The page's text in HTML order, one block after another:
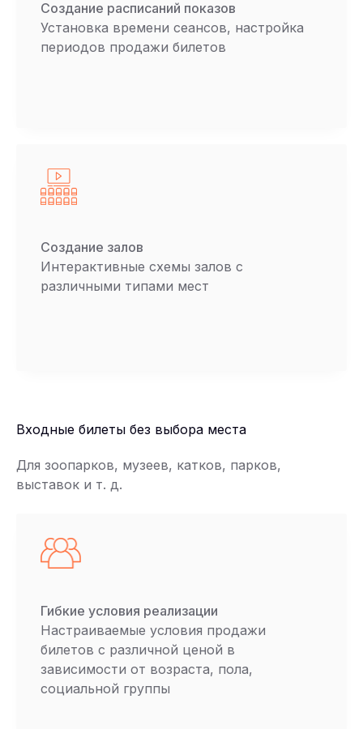
Создание расписаний показов
Установка времени сеансов, настройка
периодов продажи билетов
Создание залов
Интерактивные схемы залов с
различными типами мест
Входные билеты без выбора места
Для зоопарков, музеев, катков, парков,
выставок и т. д.
Гибкие условия реализации
Настраиваемые условия продажи
билетов с различной ценой в
зависимости от возраста, пола,
социальной группы